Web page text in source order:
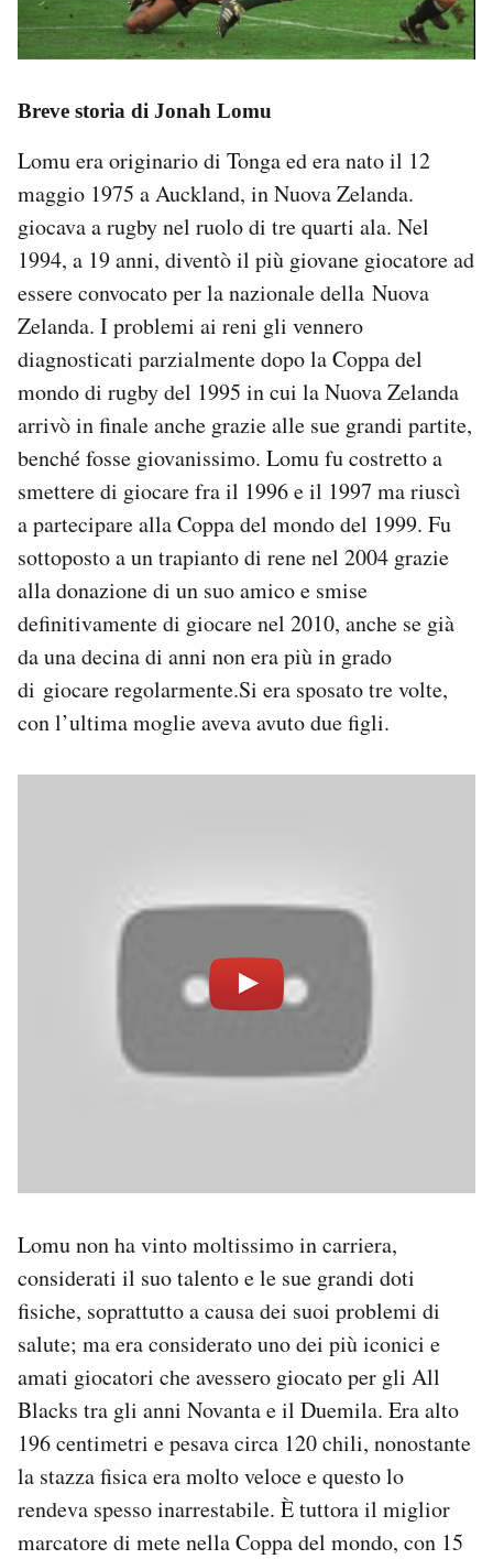
Breve storia di Jonah Lomu
Lomu era originario di Tonga ed era nato il 12
maggio 1975 a Auckland, in Nuova Zelanda.
giocava a rugby nel ruolo di tre quarti ala. Nel
1994, a 19 anni, diventò il più giovane giocatore ad
essere convocato per la nazionale della Nuova
Zelanda. I problemi ai reni gli vennero
diagnosticati parzialmente dopo la Coppa del
mondo di rugby del 1995 in cui la Nuova Zelanda
arrivò in finale anche grazie alle sue grandi partite,
benché fosse giovanissimo. Lomu fu costretto a
smettere di giocare fra il 1996 e il 1997 ma riuscì
a partecipare alla Coppa del mondo del 1999. Fu
sottoposto a un trapianto di rene nel 2004 grazie
alla donazione di un suo amico e smise
definitivamente di giocare nel 2010, anche se già
da una decina di anni non era più in grado
di giocare regolarmente.Si era sposato tre volte,
con l’ultima moglie aveva avuto due figli.
Lomu non ha vinto moltissimo in carriera,
considerati il suo talento e le sue grandi doti
fisiche, soprattutto a causa dei suoi problemi di
salute; ma era considerato uno dei più iconici e
amati giocatori che avessero giocato per gli All
Blacks tra gli anni Novanta e il Duemila. Era alto
196 centimetri e pesava circa 120 chili, nonostante
la stazza fisica era molto veloce e questo lo
rendeva spesso inarrestabile. È tuttora il miglior
marcatore di mete nella Coppa del mondo, con 15